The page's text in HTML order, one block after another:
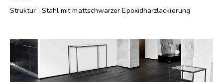
Struktur : Stahl mit mattschwarzer Epoxidharzlackierung